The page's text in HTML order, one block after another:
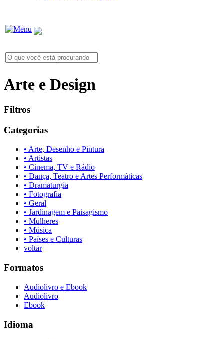
Arte e Design
Filtros
Categorias
• Arte, Desenho e Pintura
• Artistas
• Cinema, TV e Rádio
• Dança, Teatro e Artes Performáticas
• Dramaturgia
• Fotografia
• Geral
• Jardinagem e Paisagismo
• Mulheres
• Música
• Países e Culturas
voltar
Formatos
Audiolivro e Ebook
Audiolivro
Ebook
Idioma